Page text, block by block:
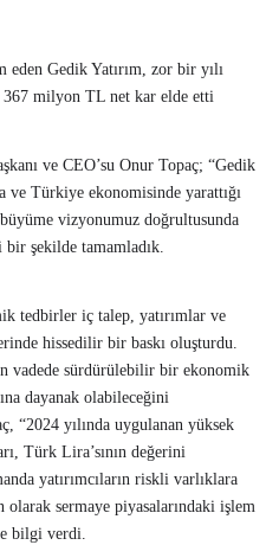
Gedik Yatırım, zor bir yılı
milyon TL net kar elde etti
ve CEO’su Onur Topaç; “Gedik
ve Türkiye ekonomisinde yarattığı
vizyonumuz doğrultusunda
bir şekilde tamamladık.
tedbirler iç talep, yatırımlar ve
hissedilir bir baskı oluşturdu.
vadede sürdürülebilir bir ekonomik
dayanak olabileceğini
“2024 yılında uygulanan yüksek
Türk Lira’sının değerini
yatırımcıların riskli varlıklara
olarak sermaye piyasalarındaki işlem
bilgi verdi.